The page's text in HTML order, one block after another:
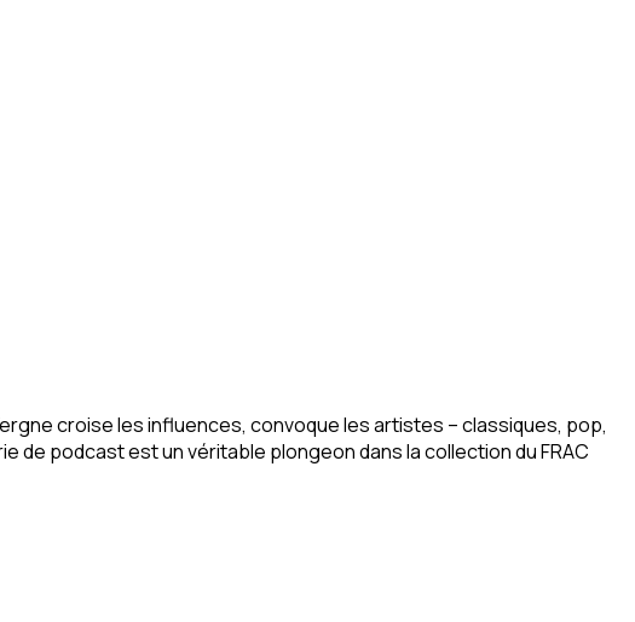
croise les influences, convoque les artistes – classiques, pop,
de podcast est un véritable plongeon dans la collection du FRAC